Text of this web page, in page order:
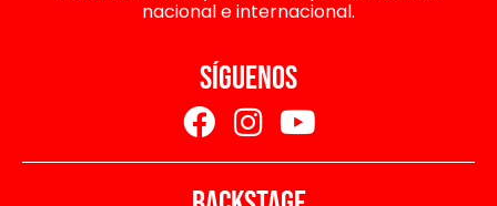
nacional e internacional.
SÍGUENOS